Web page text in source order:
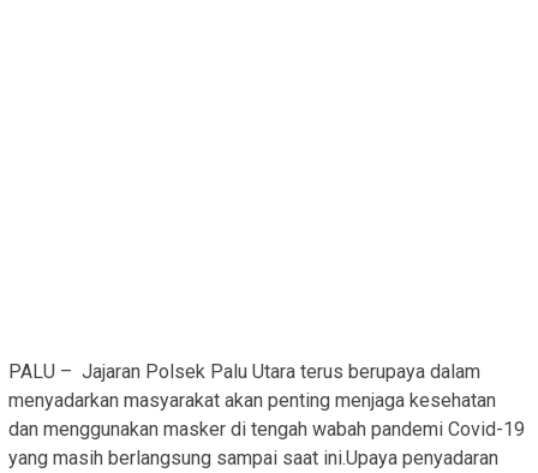
PALU – Jajaran Polsek Palu Utara terus berupaya dalam
menyadarkan masyarakat akan penting menjaga kesehatan
dan menggunakan masker di tengah wabah pandemi Covid-19
yang masih berlangsung sampai saat ini.Upaya penyadaran